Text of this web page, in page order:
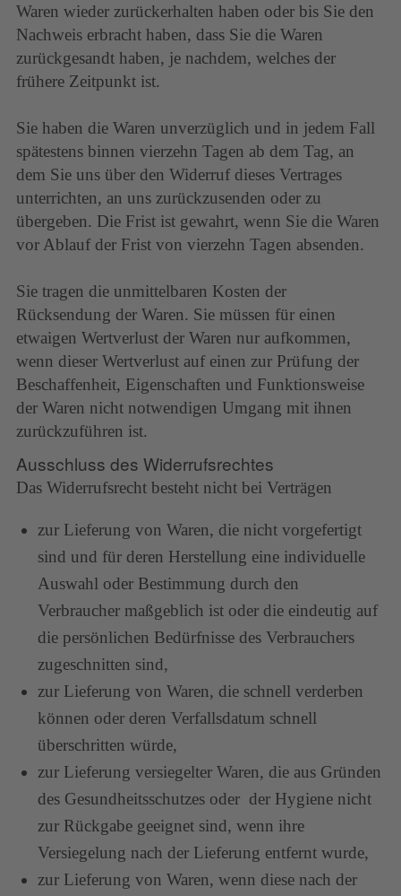
Waren wieder zurückerhalten haben oder bis Sie den
Nachweis erbracht haben, dass Sie die Waren
zurückgesandt haben, je nachdem, welches der
frühere Zeitpunkt ist.
Sie haben die Waren unverzüglich und in jedem Fall
spätestens binnen vierzehn Tagen ab dem Tag, an
dem Sie uns über den Widerruf dieses Vertrages
unterrichten, an uns zurückzusenden oder zu
übergeben. Die Frist ist gewahrt, wenn Sie die Waren
vor Ablauf der Frist von vierzehn Tagen absenden.
Sie tragen die unmittelbaren Kosten der
Rücksendung der Waren. Sie müssen für einen
etwaigen Wertverlust der Waren nur aufkommen,
wenn dieser Wertverlust auf einen zur Prüfung der
Beschaffenheit, Eigenschaften und Funktionsweise
der Waren nicht notwendigen Umgang mit ihnen
zurückzuführen ist.
Ausschluss des Widerrufsrechtes
Das Widerrufsrecht besteht nicht bei Verträgen
zur Lieferung von Waren, die nicht vorgefertigt
sind und für deren Herstellung eine individuelle
Auswahl oder Bestimmung durch den
Verbraucher maßgeblich ist oder die eindeutig auf
die persönlichen Bedürfnisse des Verbrauchers
zugeschnitten sind,
zur Lieferung von Waren, die schnell verderben
können oder deren Verfallsdatum schnell
überschritten würde,
zur Lieferung versiegelter Waren, die aus Gründen
des Gesundheitsschutzes oder der Hygiene nicht
zur Rückgabe geeignet sind, wenn ihre
Versiegelung nach der Lieferung entfernt wurde,
zur Lieferung von Waren, wenn diese nach der